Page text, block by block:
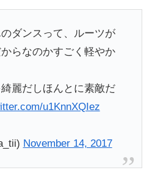
ダンスって、ルーツが
らなのかすごく軽やか
麗だしほんとに素敵だ
u1KnnXQIez
November 14, 2017